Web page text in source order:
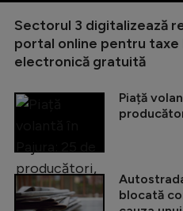
Sectorul 3 digitalizează
portal online pentru taxe
electronică gratuită
Piață
blocată